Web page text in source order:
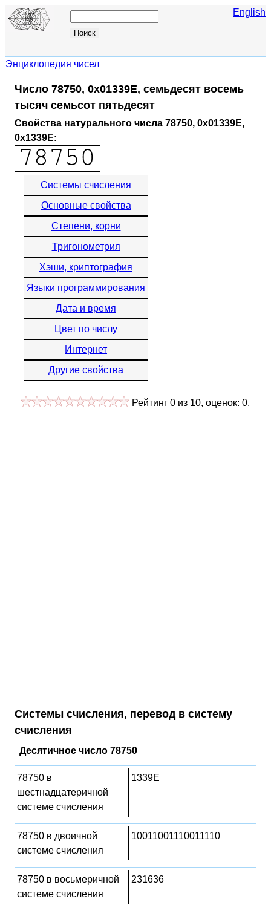
English
Энциклопедия чисел
Число 78750, 0x01339E, семьдесят восемь
тысяч семьсот пятьдесят
Свойства натурального числа 78750, 0x01339E,
0x1339E:
Системы счисления
Основные свойства
Степени, корни
Тригонометрия
Хэши, криптография
Языки программирования
Дата и время
Цвет по числу
Интернет
Другие свойства
Рейтинг 0 из 10, оценок: 0.
Системы счисления, перевод в систему
счисления
Десятичное число 78750
78750 в
шестнадцатеричной
системе счисления
1339E
78750 в двоичной
системе счисления
10011001110011110
78750 в восьмеричной
системе счисления
231636